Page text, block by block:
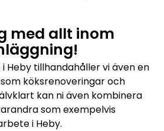
med allt inom
Heby tillhandahåller vi även en
köksrenoveringar och
kan ni även kombinera
som exempelvis
i Heby.